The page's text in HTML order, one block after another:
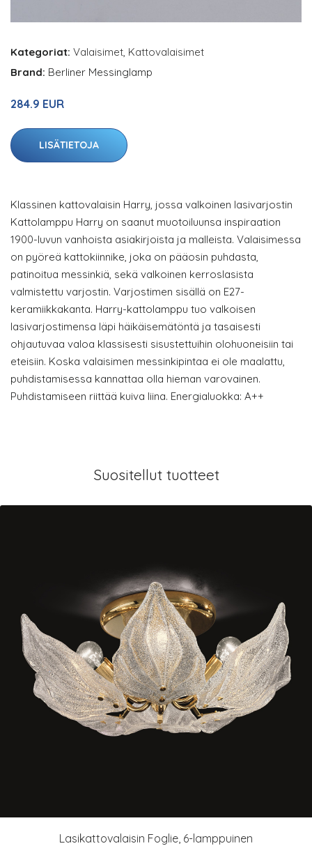
Kategoriat: Valaisimet, Kattovalaisimet
Brand: Berliner Messinglamp
284.9 EUR
LISÄTIETOJA
Klassinen kattovalaisin Harry, jossa valkoinen lasivarjostin
Kattolamppu Harry on saanut muotoiluunsa inspiraation
1900-luvun vanhoista asiakirjoista ja malleista. Valaisimessa
on pyöreä kattokiinnike, joka on pääosin puhdasta,
patinoitua messinkiä, sekä valkoinen kerroslasista
valmistettu varjostin. Varjostimen sisällä on E27-
keramiikkakanta. Harry-kattolamppu tuo valkoisen
lasivarjostimensa läpi häikäisemätöntä ja tasaisesti
ohjautuvaa valoa klassisesti sisustettuihin olohuoneisiin tai
eteisiin. Koska valaisimen messinkipintaa ei ole maalattu,
puhdistamisessa kannattaa olla hieman varovainen.
Puhdistamiseen riittää kuiva liina. Energialuokka: A++
Suositellut tuotteet
Lasikattovalaisin Foglie, 6-lamppuinen